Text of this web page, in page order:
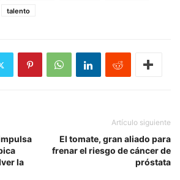
talento
la
Artículo siguiente
El tomate, gran aliado para
frenar el riesgo de cáncer de
próstata